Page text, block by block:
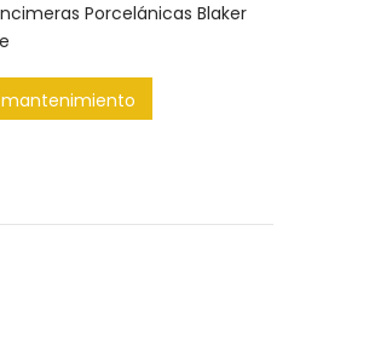
Porcelánicas Blaker